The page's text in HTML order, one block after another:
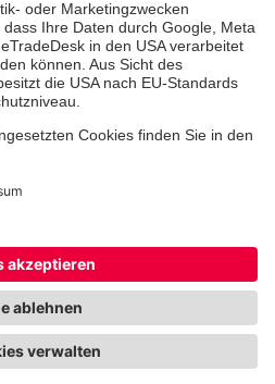
Jugend
Datenschutz Barrierefreiheit
Widerruf